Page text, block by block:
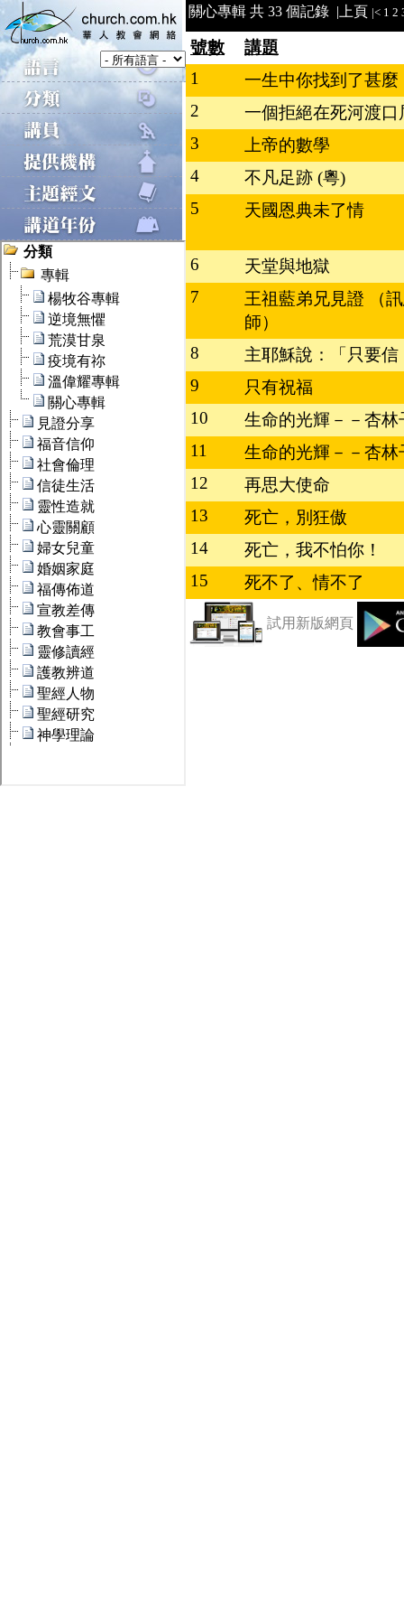
關心專輯 共 33 個記錄 | 上頁 |< 1 2
號數
講題
1
一生中你找到了甚麼
2
一個拒絕在死河渡口
3
上帝的數學
4
不凡足跡 (粵)
5
天國恩典未了情
6
天堂與地獄
7
王祖藍弟兄見證 （
師）
8
主耶穌說：「只要信
9
只有祝福
10
生命的光輝－－杏林
11
生命的光輝－－杏林
12
再思大使命
13
死亡，別狂傲
14
死亡，我不怕你！
15
死不了、情不了
試用新版網頁